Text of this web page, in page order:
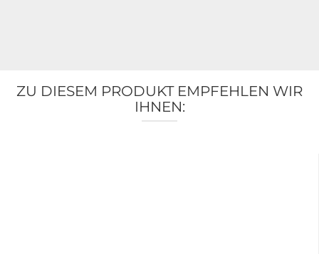
ZU DIESEM PRODUKT EMPFEHLEN WIR
IHNEN: